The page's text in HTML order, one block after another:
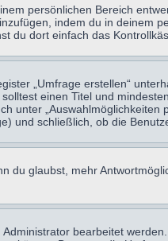
persönlichen Bereich
indem du in deinem
dort einfach das
„Umfrage erstellen“
einen Titel und
unter
und schließlich, ob die
du glaubst, mehr
bearbeitet